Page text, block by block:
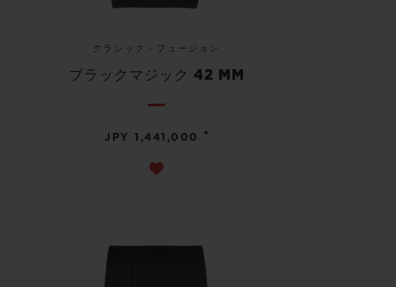
クラシック・フュージョン
ブラックマジック 42 MM
JPY 1,441,000 •